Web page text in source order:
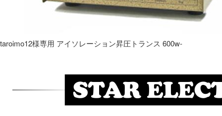
taroimo12様専用 アイソレーション昇圧トランス 600w-